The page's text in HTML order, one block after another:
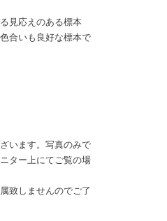
見応えのある標本
合いも良好な標本で
います。写真のみで
ター上にてご覧の場
致しませんのでご了